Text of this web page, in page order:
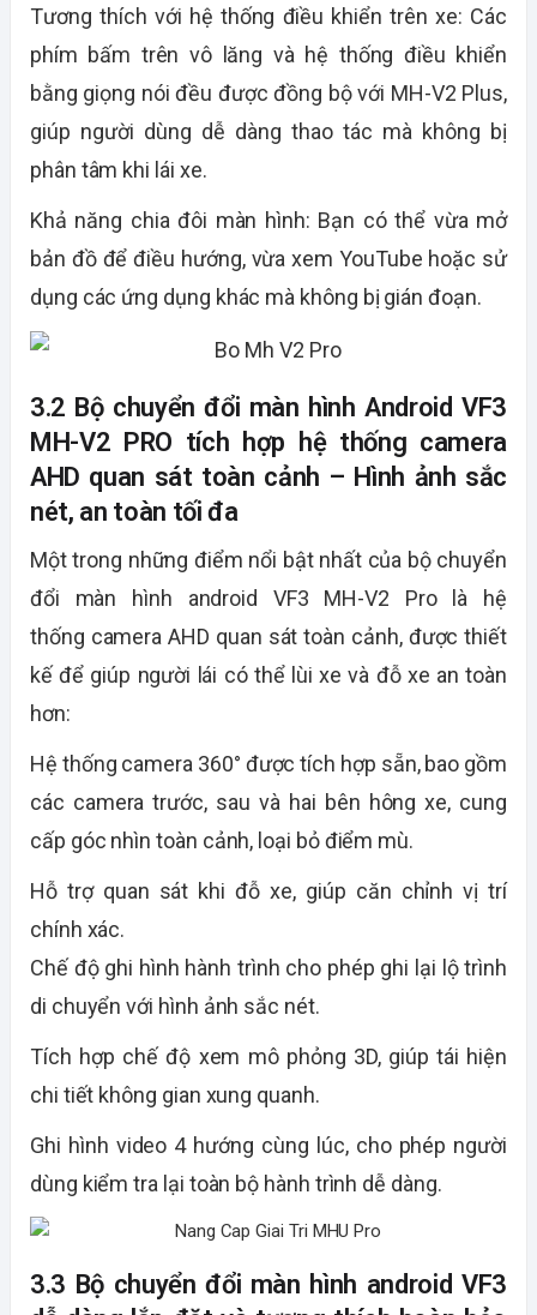
Tương thích với hệ thống điều khiển trên xe: Các
phím bấm trên vô lăng và hệ thống điều khiển
bằng giọng nói đều được đồng bộ với MH-V2 Plus,
giúp người dùng dễ dàng thao tác mà không bị
phân tâm khi lái xe.
Khả năng chia đôi màn hình: Bạn có thể vừa mở
bản đồ để điều hướng, vừa xem YouTube hoặc sử
dụng các ứng dụng khác mà không bị gián đoạn.
3.2 Bộ chuyển đổi màn hình Android VF3
MH-V2 PRO tích hợp hệ thống camera
AHD quan sát toàn cảnh – Hình ảnh sắc
nét, an toàn tối đa
Một trong những điểm nổi bật nhất của bộ chuyển
đổi màn hình android VF3 MH-V2 Prolà hệ
thống camera AHD quan sát toàn cảnh, được thiết
kế để giúp người lái có thể lùi xe và đỗ xe an toàn
hơn:
Hệ thống camera 360° được tích hợp sẵn, bao gồm
các camera trước, sau và hai bên hông xe, cung
cấp góc nhìn toàn cảnh, loại bỏ điểm mù.
Hỗ trợ quan sát khi đỗ xe, giúp căn chỉnh vị trí
chính xác.
Chế độ ghi hình hành trình cho phép ghi lại lộ trình
di chuyển với hình ảnh sắc nét.
Tích hợp chế độ xem mô phỏng 3D, giúp tái hiện
chi tiết không gian xung quanh.
Ghi hình video 4 hướng cùng lúc, cho phép người
dùng kiểm tra lại toàn bộ hành trình dễ dàng.
3.3 Bộ chuyển đổi màn hình android VF3